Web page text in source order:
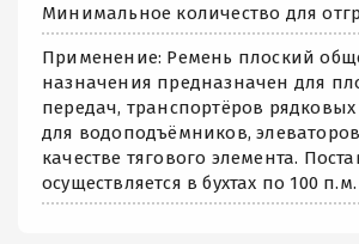
Минимальное количество для
Применение: Ремень плоский
назначения предназначен для
передач, транспортёров
для водоподъёмников,
качестве тягового элемента.
осуществляется в бухтах по 100 п.м.